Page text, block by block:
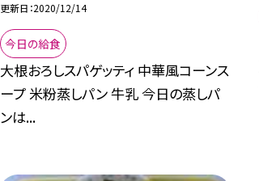
更新日 2020/12/14
今日の給食
大根おろしスパゲッティ 中華風コーンス
ープ 米粉蒸しパン 牛乳 今日の蒸しパ
ンは...